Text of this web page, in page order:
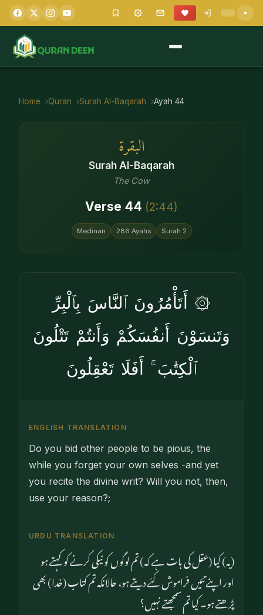
Home Quran Surah Al-Baqarah Ayah 44
البقرة
Surah Al-Baqarah
The Cow
Verse 44 (2:44)
Medinan 286 Ayahs Surah 2
۞ أَتَأْمُرُونَ ٱلنَّاسَ بِٱلْبِرِّ
وَتَنسَوْنَ أَنفُسَكُمْ وَأَنتُمْ تَتْلُونَ
ٱلْكِتَٰبَ ۚ أَفَلَا تَعْقِلُونَ
ENGLISH TRANSLATION
Do you bid other people to be pious, the
while you forget your own selves -and yet
you recite the divine writ? Will you not, then,
use your reason?;
URDU TRANSLATION
(یہ) کیا (عقل کی بات ہے کہ) تم لوگوں کو نیکی کرنے کو کہتے ہو
اور اپنے تئیں فراموش کئے دیتے ہو، حالانکہ تم کتاب (خدا) بھی
پڑھتے ہو۔ کیا تم سمجھتے نہیں؟